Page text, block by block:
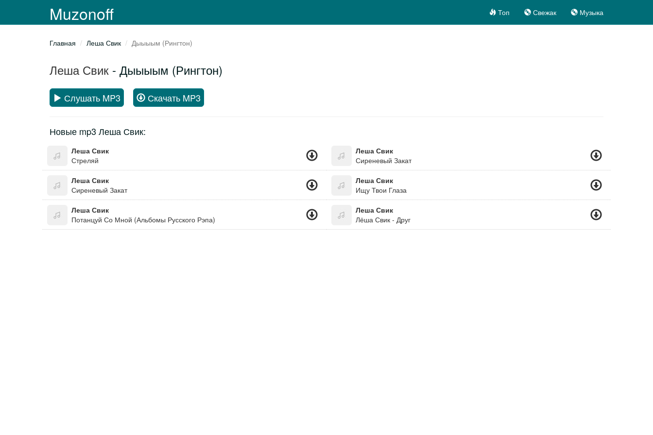
Muzonoff Топ Свежак Музыка
Главная Леша Свик Дыыыым (Рингтон)
Леша Свик - Дыыыым (Рингтон)
Слушать MP3 Скачать MP3
Новые mp3 Леша Свик:
Леша Свик
Стреляй
Леша Свик
Сиреневый Закат
Леша Свик
Сиреневый Закат
Леша Свик
Ищу Твои Глаза
Леша Свик
Потанцуй Со Мной (Альбомы Русского Рэпа)
Леша Свик
Лёша Свик - Друг